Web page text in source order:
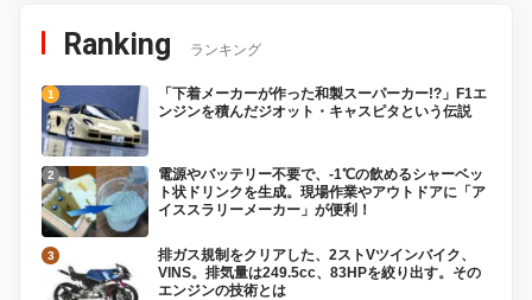
Ranking ランキング
「下着メーカーが作った和製スーパーカー!?」F1エ
ンジンを積んだジオット・キャスピタという伝説
電源やバッテリー不要で、-1℃の飲めるシャーベッ
ト状ドリンクを生成。現場作業やアウトドアに「ア
イススラリーメーカー」が便利！
排ガス規制をクリアした、2ストVツインバイク、
VINS。排気量は249.5cc、83HPを絞り出す。その
エンジンの技術とは